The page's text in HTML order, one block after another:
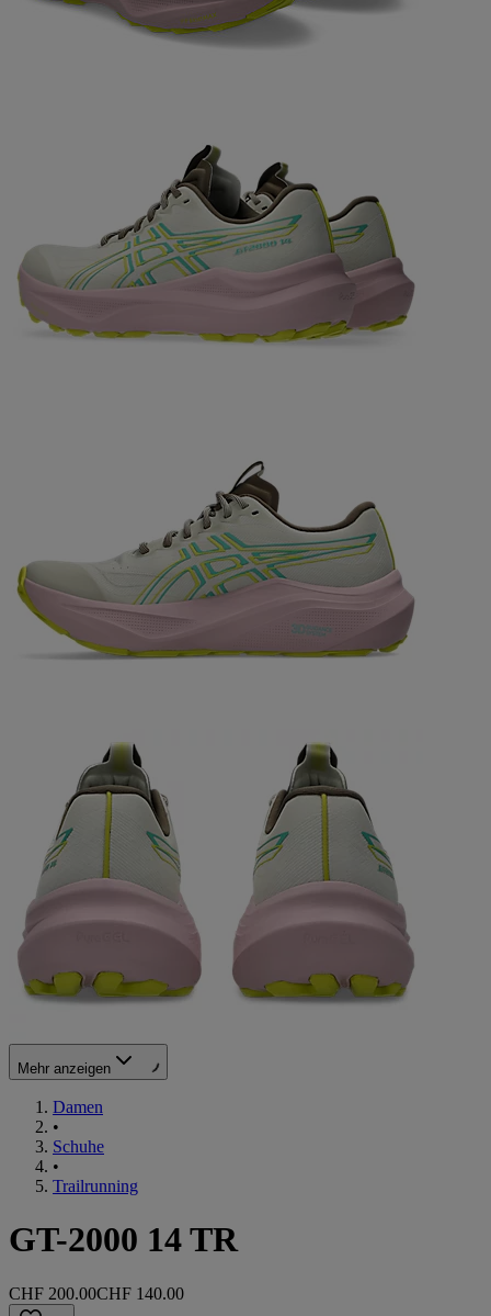
Mehr anzeigen
Damen
•
Schuhe
•
Trailrunning
GT-2000 14 TR
CHF 200.00CHF 140.00